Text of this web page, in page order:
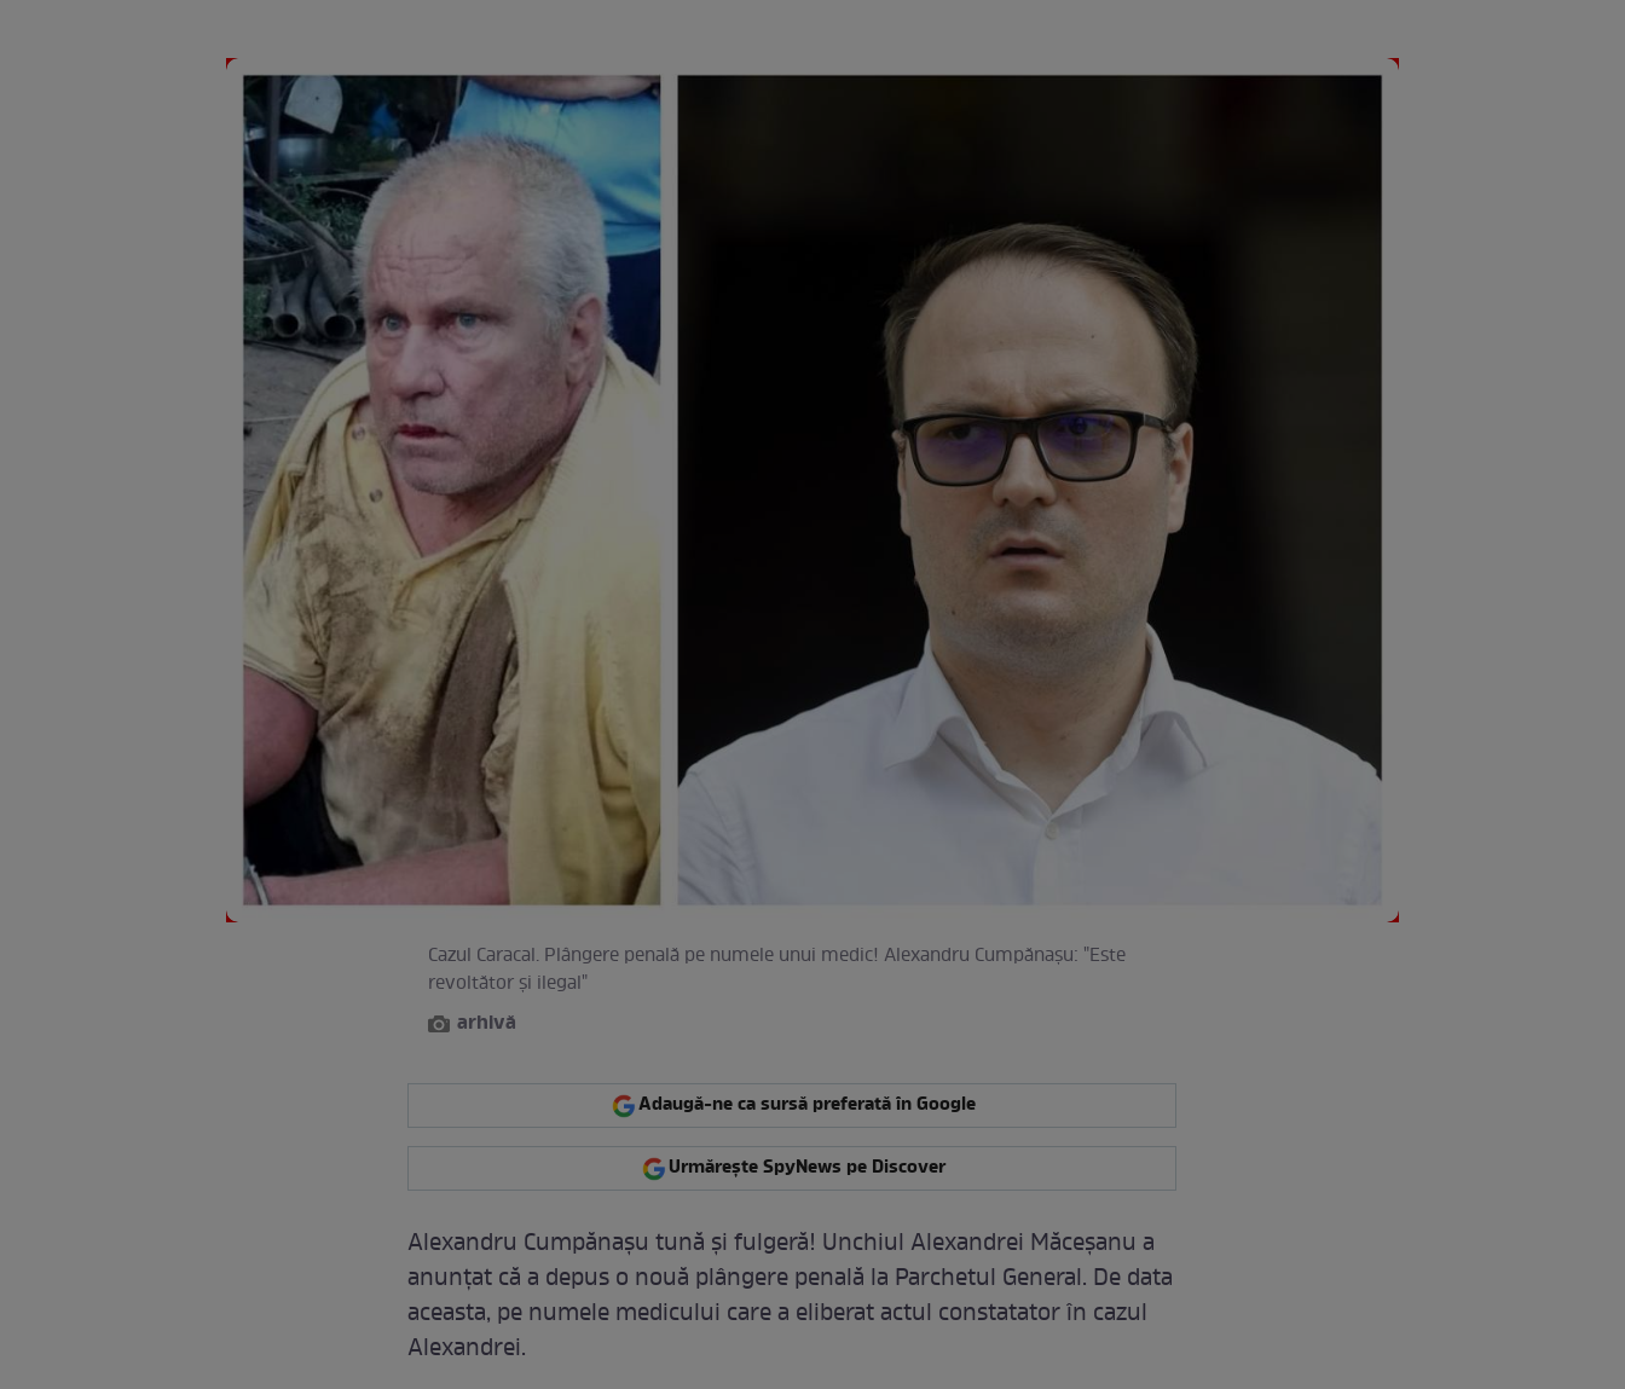
Cazul Caracal. Plângere penală pe numele unui medic! Alexandru Cumpănaşu: "Este
revoltător şi ilegal"
arhivă
Adaugă-ne ca sursă preferată în Google
Urmărește SpyNews pe Discover
Alexandru Cumpănaşu tună şi fulgeră! Unchiul Alexandrei Măceşanu a
anunţat că a depus o nouă plângere penală la Parchetul General. De data
aceasta, pe numele medicului care a eliberat actul constatator în cazul
Alexandrei.